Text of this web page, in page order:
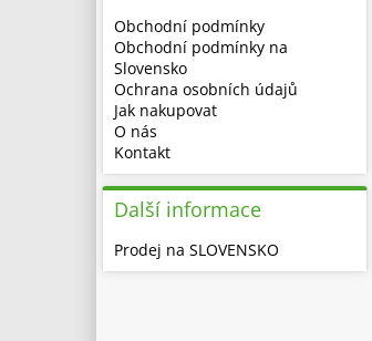
Obchodní podmínky
Obchodní podmínky na
Slovensko
Ochrana osobních údajů
Jak nakupovat
O nás
Kontakt
Další informace
Prodej na SLOVENSKO